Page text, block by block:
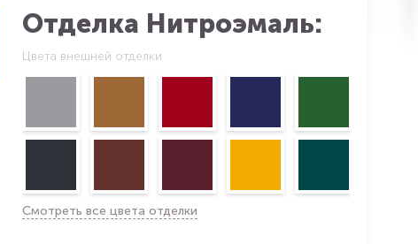
Отделка Нитроэмаль:
Цвета внешней отделки
Смотреть все цвета отделки